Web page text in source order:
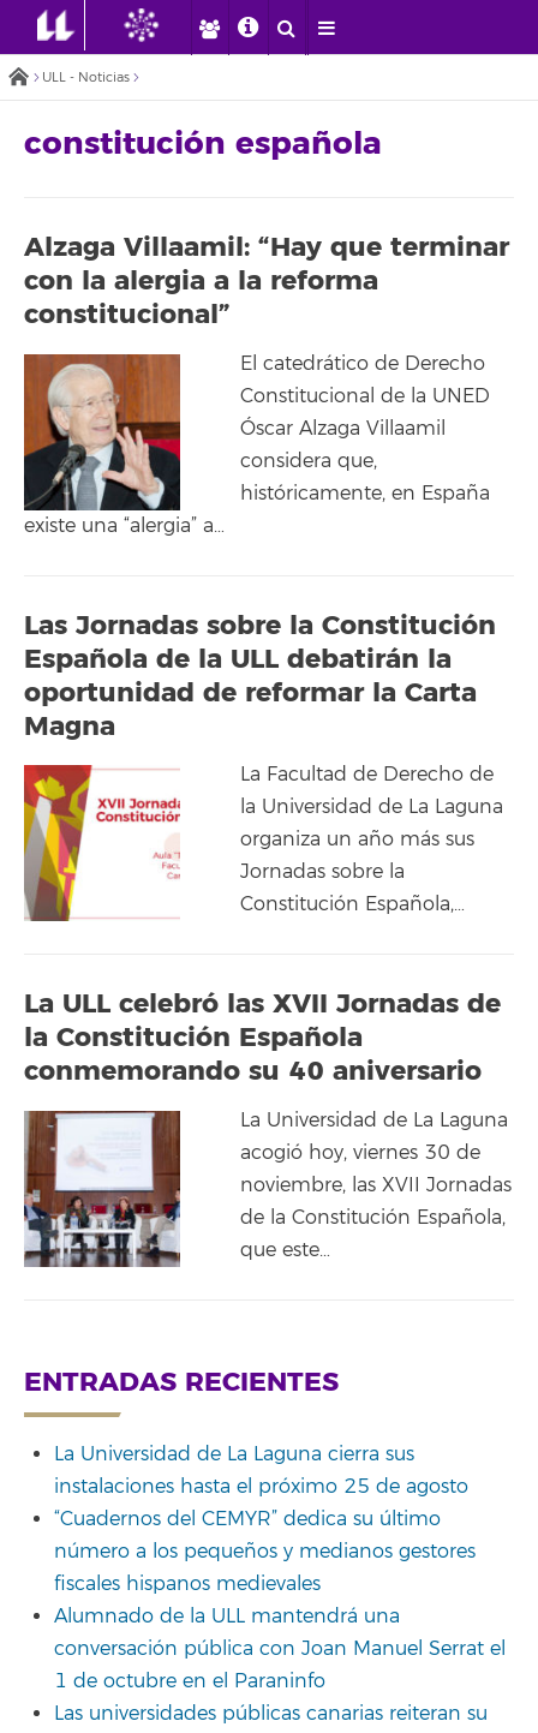
ULL - Noticias
constitución española
Alzaga Villaamil: “Hay que terminar
con la alergia a la reforma
constitucional”
El catedrático de Derecho
Constitucional de la UNED
Óscar Alzaga Villaamil
considera que,
históricamente, en España
existe una “alergia” a…
Las Jornadas sobre la Constitución
Española de la ULL debatirán la
oportunidad de reformar la Carta
Magna
La Facultad de Derecho de
la Universidad de La Laguna
organiza un año más sus
Jornadas sobre la
Constitución Española,…
La ULL celebró las XVII Jornadas de
la Constitución Española
conmemorando su 40 aniversario
La Universidad de La Laguna
acogió hoy, viernes 30 de
noviembre, las XVII Jornadas
de la Constitución Española,
que este…
ENTRADAS RECIENTES
La Universidad de La Laguna cierra sus
instalaciones hasta el próximo 25 de agosto
“Cuadernos del CEMYR” dedica su último
número a los pequeños y medianos gestores
fiscales hispanos medievales
Alumnado de la ULL mantendrá una
conversación pública con Joan Manuel Serrat el
1 de octubre en el Paraninfo
Las universidades públicas canarias reiteran su